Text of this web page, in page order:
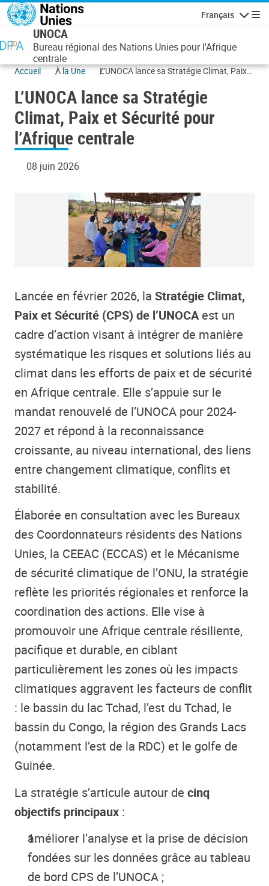
Aller au contenu principal
Français
UNOCA
Bureau régional des Nations Unies pour l'Afrique
centrale
Accueil À la Une
L’UNOCA lance sa Stratégie Climat, Paix
L’UNOCA lance sa Stratégie
Climat, Paix et Sécurité pour
l’Afrique centrale
08 juin 2026
Lancée en février 2026, la Stratégie Climat,
Paix et Sécurité (CPS) de l’UNOCAest un
cadre d’action visant à intégrer de manière
systématique les risques et solutions liés au
climat dans les efforts de paix et de sécurité
en Afrique centrale. Elle s’appuie sur le
mandat renouvelé de l’UNOCA pour 2024-
2027 et répond à la reconnaissance
croissante, au niveau international, des liens
entre changement climatique, conflits et
stabilité.
Élaborée en consultation avec les Bureaux
des Coordonnateurs résidents des Nations
Unies, la CEEAC (ECCAS) et le Mécanisme
de sécurité climatique de l’ONU, la stratégie
reflète les priorités régionales et renforce la
coordination des actions. Elle vise à
promouvoir une Afrique centrale résiliente,
pacifique et durable, en ciblant
particulièrement les zones où les impacts
climatiques aggravent les facteurs de conflit
: le bassin du lac Tchad, l’est du Tchad, le
bassin du Congo, la région des Grands Lacs
(notamment l’est de la RDC) et le golfe de
Guinée.
La stratégie s’articule autour de cinq
objectifs principaux :
améliorer l’analyse et la prise de décision
fondées sur les données grâce au tableau
de bord CPS de l’UNOCA ;